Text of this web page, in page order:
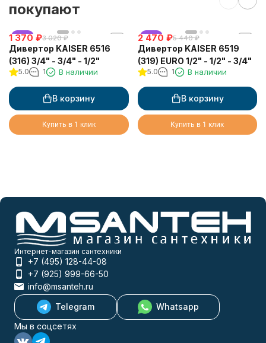
покупают
хит
1 370 ₽3 020 ₽
Дивертор KAISER 6516
(316) 3/4" - 3/4" - 1/2"
5.0 1 В наличии
В корзину
Купить в 1 клик
хит
2 470 ₽5 440 ₽
Дивертор KAISER 6519
(319) EURO 1/2" - 1/2" - 3/4"
5.0 1 В наличии
В корзину
Купить в 1 клик
Интернет-магазин сантехники
+7 (495) 128-44-08
+7 (925) 999-66-50
info@msanteh.ru
Telegram
Whatsapp
Мы в соцсетях